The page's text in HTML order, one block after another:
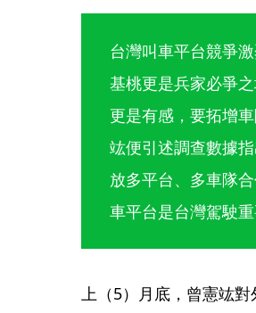
台灣叫車平台競爭
基桃更是兵家必爭
更是有感，要拓增
竑便引述調查數據
放多平台、多車隊
車平台是台灣駕駛重
上（5）月底，曾憲竑